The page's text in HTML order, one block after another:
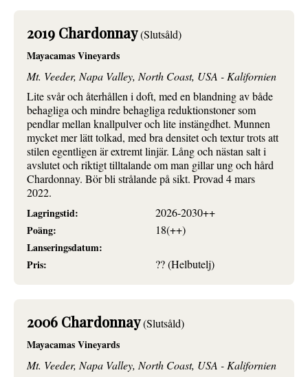
2019 Chardonnay(Slutsåld)
Mayacamas Vineyards
Mt. Veeder, Napa Valley, North Coast, USA - Kalifornien
Lite svår och återhållen i doft, med en blandning av både
behagliga och mindre behagliga reduktionstoner som
pendlar mellan knallpulver och lite instängdhet. Munnen
mycket mer lätt tolkad, med bra densitet och textur trots att
stilen egentligen är extremt linjär. Lång och nästan salt i
avslutet och riktigt tilltalande om man gillar ung och hård
Chardonnay. Bör bli strålande på sikt. Provad 4 mars
2022.
Lagringstid:
2026-2030++
Poäng:
18(++)
Lanseringsdatum:
Pris:
?? (Helbutelj)
2006 Chardonnay(Slutsåld)
Mayacamas Vineyards
Mt. Veeder, Napa Valley, North Coast, USA - Kalifornien